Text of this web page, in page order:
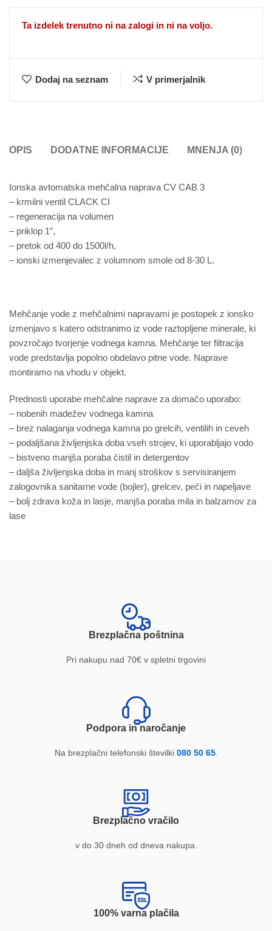
Ta izdelek trenutno ni na zalogi in ni na voljo.
Dodaj na seznam V primerjalnik
OPIS DODATNE INFORMACIJE MNENJA (0)
Ionska avtomatska mehčalna naprava CV CAB 3
– krmilni ventil CLACK CI
– regeneracija na volumen
– priklop 1”,
– pretok od 400 do 1500l/h,
– ionski izmenjevalec z volumnom smole od 8-30 L.
Mehčanje vode z mehčalnimi napravami je postopek z ionsko
izmenjavo s katero odstranimo iz vode raztopljene minerale, ki
povzročajo tvorjenje vodnega kamna. Mehčanje ter filtracija
vode predstavlja popolno obdelavo pitne vode. Naprave
montiramo na vhodu v objekt.
Prednosti uporabe mehčalne naprave za domačo uporabo:
– nobenih madežev vodnega kamna
– brez nalaganja vodnega kamna po grelcih, ventilih in ceveh
– podaljšana življenjska doba vseh strojev, ki uporabljajo vodo
– bistveno manjša poraba čistil in detergentov
– daljša življenjska doba in manj stroškov s servisiranjem
zalogovnika sanitarne vode (bojler), grelcev, peči in napeljave
– bolj zdrava koža in lasje, manjša poraba mila in balzamov za
lase
Brezplačna poštnina
Pri nakupu nad 70€ v spletni trgovini
Podpora in naročanje
Na brezplačni telefonski številki 080 50 65.
Brezplačno vračilo
v do 30 dneh od dneva nakupa.
100% varna plačila